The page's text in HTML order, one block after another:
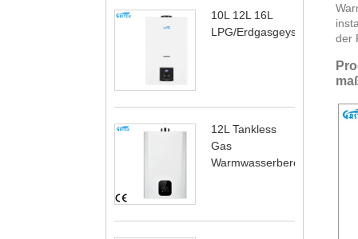
10L 12L 16L
LPG/Erdgasgeysir
12L Tankless
Gas
Warmwasserbereiter
der